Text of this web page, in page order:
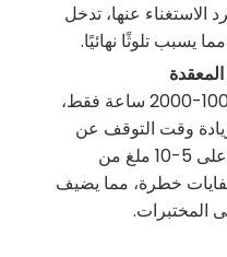
الاستغناء عنها، تدخل
يسبب تلوثًا نهائيًا.
يبلغ متوسط ​​عمر مصابيح الزئبق 1000-2000 ساعة فقط،
وقت التوقف عن
العمل. تحتوي المصابيح المستهلكة على 5-10 ملغ من
خطرة، مما يضيف
المختبرات.